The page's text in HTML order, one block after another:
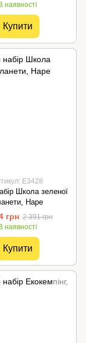
В наявності
Купити
E3428
Школа зеленої
Hape
грн 2 391 грн
В наявності
Купити